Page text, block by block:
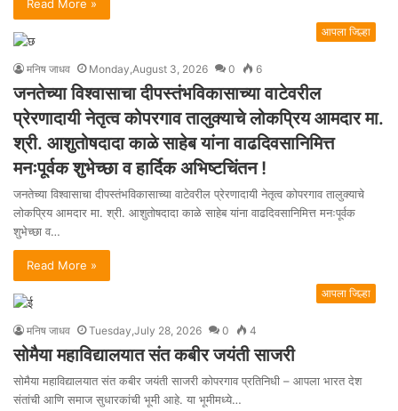
Read More »
आपला जिल्हा
मनिष जाधव Monday,August 3, 2026 0 6
जनतेच्या विश्वासाचा दीपस्तंभविकासाच्या वाटेवरील
प्रेरणादायी नेतृत्व कोपरगाव तालुक्याचे लोकप्रिय आमदार मा.
श्री. आशुतोषदादा काळे साहेब यांना वाढदिवसानिमित्त
मनःपूर्वक शुभेच्छा व हार्दिक अभिष्टचिंतन !
जनतेच्या विश्वासाचा दीपस्तंभविकासाच्या वाटेवरील प्रेरणादायी नेतृत्व कोपरगाव तालुक्याचे
लोकप्रिय आमदार मा. श्री. आशुतोषदादा काळे साहेब यांना वाढदिवसानिमित्त मनःपूर्वक
शुभेच्छा व…
Read More »
आपला जिल्हा
मनिष जाधव Tuesday,July 28, 2026 0 4
सोमैया महाविद्यालयात संत कबीर जयंती साजरी
सोमैया महाविद्यालयात संत कबीर जयंती साजरी कोपरगाव प्रतिनिधी – आपला भारत देश
संतांची आणि समाज सुधारकांची भूमी आहे. या भूमीमध्ये…